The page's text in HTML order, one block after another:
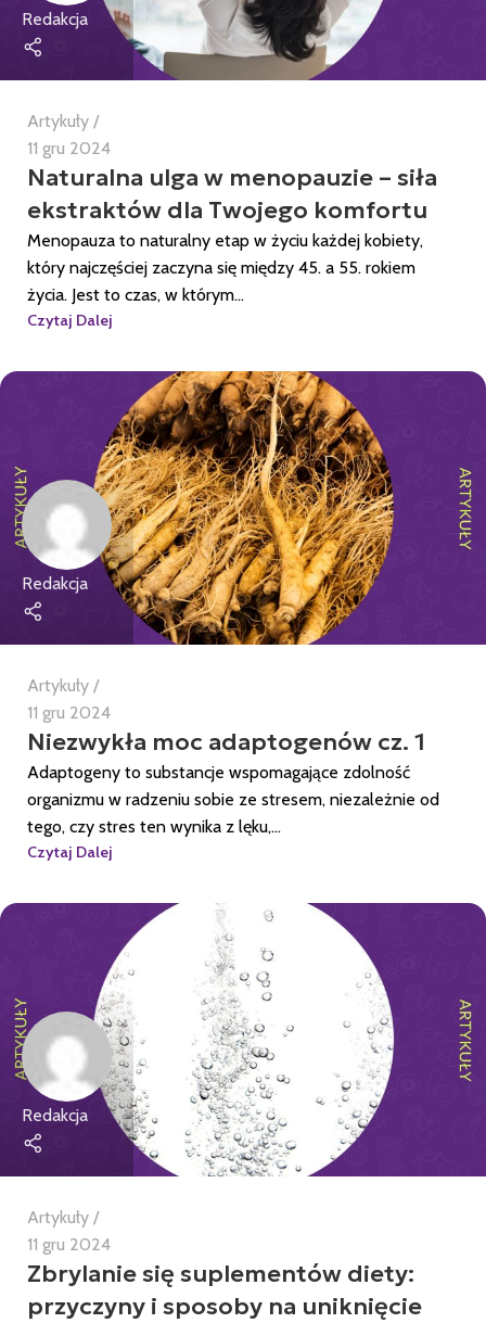
Redakcja
Artykuły
11 gru 2024
Naturalna ulga w menopauzie – siła
ekstraktów dla Twojego komfortu
Menopauza to naturalny etap w życiu każdej kobiety,
który najczęściej zaczyna się między 45. a 55. rokiem
życia. Jest to czas, w którym...
Czytaj Dalej
Redakcja
Artykuły
11 gru 2024
Niezwykła moc adaptogenów cz. 1
Adaptogeny to substancje wspomagające zdolność
organizmu w radzeniu sobie ze stresem, niezależnie od
tego, czy stres ten wynika z lęku,...
Czytaj Dalej
Redakcja
Artykuły
11 gru 2024
Zbrylanie się suplementów diety:
przyczyny i sposoby na uniknięcie